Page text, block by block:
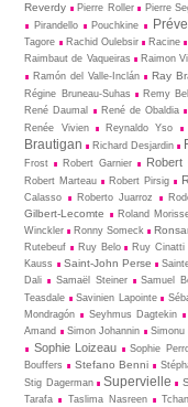
Reverdy
Pierre Roller Pierre
Pirandello
Pouchkine
Tagore
Rachid Oulebsir Racine
Raimbaut de Vaqueiras
Raimon
Ramón del Valle-Inclán
Ray
Régine Bruneau-Suhas Remy
René Daumal René de Obaldia
Renée Vivien
Reynaldo Yso
Brautigan
Richard Desjardin
Frost
Robert Garnier Robert
Robert Marteau
Robert Pirsig
Calasso
Roberto Juarroz
Gilbert-Lecomte
Roland
Winckler
Ronny Someck
Rutebeuf
Ruy Belo Ruy Cinatti
Kauss
Saint-John Perse
Dali
Samaël Steiner Samuel
Teasdale
Savinien Lapointe
Mondragón
Seyhmus Dagtekin
Amand
Simon Johannin
Sophie Loizeau Sophie
Bouffers
Stefano Benni
Stig Dagerman
Supervielle
Tarafa
Taslima Nasreen